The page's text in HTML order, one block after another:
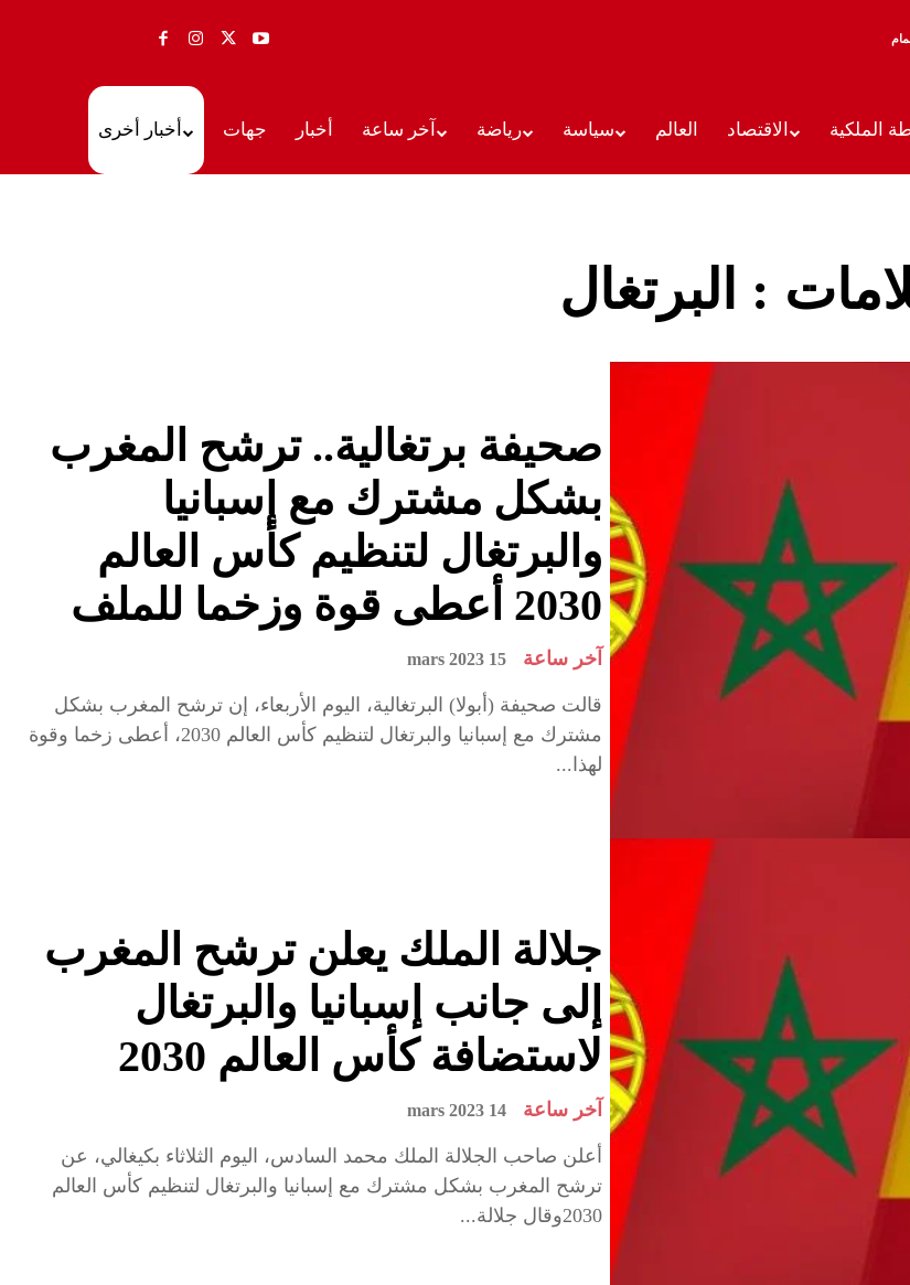
أخبار أخرى جهات أخبار آخر ساعة رياضة سياسة العالم الاقتصاد الملكية
: البرتغال
صحيفة برتغالية.. ترشح المغرب
بشكل مشترك مع إسبانيا
والبرتغال لتنظيم كأس العالم
2030 أعطى قوة وزخما للملف
آخر ساعة 15 mars 2023
قالت صحيفة (أبولا) البرتغالية، اليوم الأربعاء، إن ترشح المغرب بشكل
مشترك مع إسبانيا والبرتغال لتنظيم كأس العالم 2030، أعطى زخما وقوة
لهذا...
جلالة الملك يعلن ترشح المغرب
إلى جانب إسبانيا والبرتغال
لاستضافة كأس العالم 2030
آخر ساعة 14 mars 2023
أعلن صاحب الجلالة الملك محمد السادس، اليوم الثلاثاء بكيغالي، عن
ترشح المغرب بشكل مشترك مع إسبانيا والبرتغال لتنظيم كأس العالم
2030وقال جلالة...